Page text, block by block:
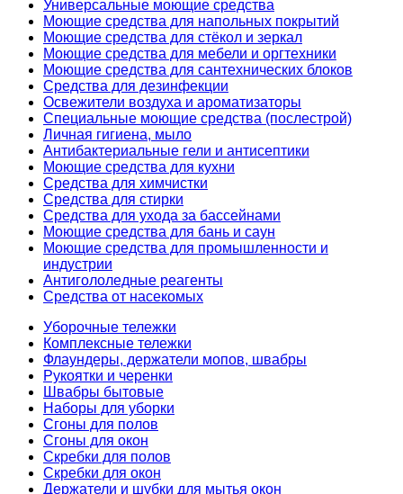
Универсальные моющие средства
Моющие средства для напольных покрытий
Моющие средства для стёкол и зеркал
Моющие средства для мебели и оргтехники
Моющие средства для сантехнических блоков
Средства для дезинфекции
Освежители воздуха и ароматизаторы
Специальные моющие средства (послестрой)
Личная гигиена, мыло
Антибактериальные гели и антисептики
Моющие средства для кухни
Средства для химчистки
Средства для стирки
Средства для ухода за бассейнами
Моющие средства для бань и саун
Моющие средства для промышленности и
индустрии
Антигололедные реагенты
Средства от насекомых
Уборочные тележки
Комплексные тележки
Флаундеры, держатели мопов, швабры
Рукоятки и черенки
Швабры бытовые
Наборы для уборки
Сгоны для полов
Сгоны для окон
Скребки для полов
Скребки для окон
Держатели и шубки для мытья окон